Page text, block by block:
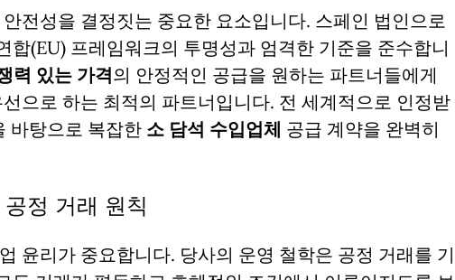
전성을 결정짓는 중요한 요소입니다. 스페인 법인으로
합(EU) 프레임워크의 투명성과 엄격한 기준을 준수합니
력 있는 가격의 안정적인 공급을 원하는 파트너들에게
으로 하는 최적의 파트너입니다. 전 세계적으로 인정받
바탕으로 복잡한 소 담석 수입업체 공급 계약을 완벽히
정 거래 원칙
윤리가 중요합니다. 당사의 운영 철학은 공정 거래를 기